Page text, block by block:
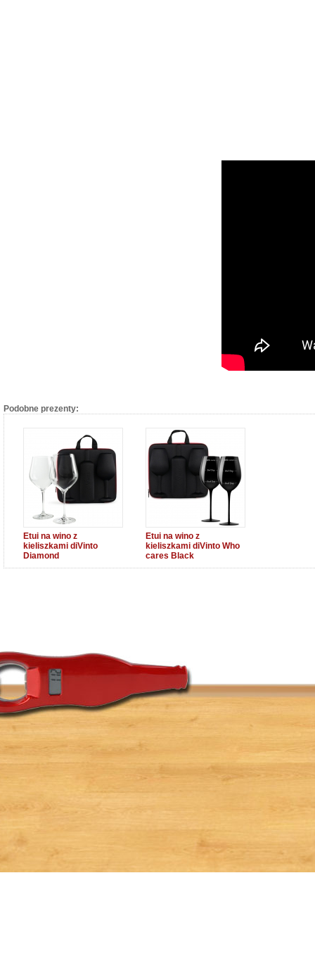
Podobne prezenty:
Etui na wino z
kieliszkami diVinto
Diamond
Etui na wino z
kieliszkami diVinto Who
cares Black